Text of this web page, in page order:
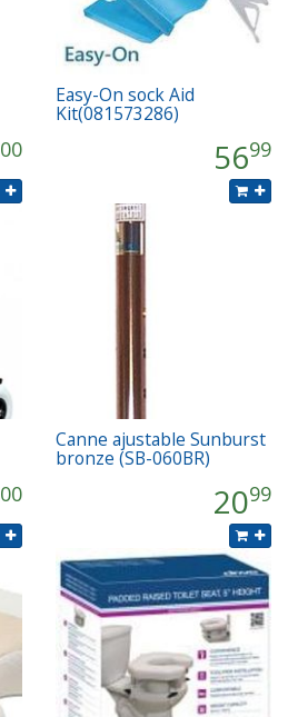
00
Easy-On sock Aid
Kit(081573286)
5699
00
Canne ajustable Sunburst
bronze (SB-060BR)
2099